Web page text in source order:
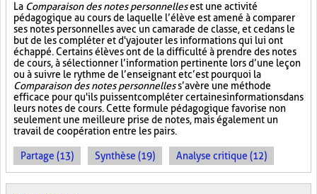
La Comparaison des notes personnellesest une activité
pédagogique au cours de laquelle l’élève est amené à comparer
ses notes personnelles avec un camarade de classe, et ce dans le
but de les compléter et d'y ajouter les informations qui lui ont
échappé. Certains élèves ont de la difficulté à prendre des notes
de cours, à sélectionner l’information pertinente lors d’une leçon
ou à suivre le rythme de l’enseignant et c’est pourquoi la
Comparaison des notes personnelless’avère une méthode
efficace pour qu'ils puissent compléter certaines informations dans
leurs notes de cours. Cette formule pédagogique favorise non
seulement une meilleure prise de notes, mais également un
travail de coopération entre les pairs.
Partage (13) Synthèse (19) Analyse critique (12)